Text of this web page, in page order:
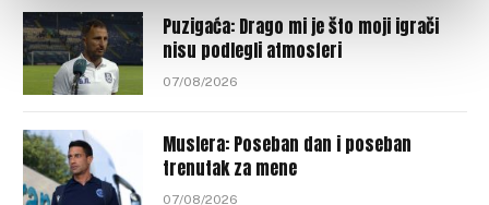
Puzigaća: Drago mi je što moji igrači
nisu podlegli atmosferi
07/08/2026
Muslera: Poseban dan i poseban
trenutak za mene
07/08/2026